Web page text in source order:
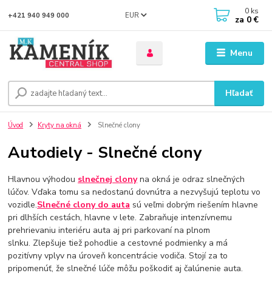
Menu
EUR
Hľadať
+421 940 949 000 0 ks
za 0 €
Úvod Kryty na okná Slnečné clony
Autodiely - Slnečné clony
Hlavnou výhodou slnečnej clonyna okná je odraz slnečných
lúčov. Vďaka tomu sa nedostanú dovnútra a nezvyšujú teplotu vo
vozidle.Slnečné clony do auta sú veľmi dobrým riešením hlavne
pri dlhších cestách, hlavne v lete. Zabraňuje intenzívnemu
prehrievaniu interiéru auta aj pri parkovaní na plnom
slnku. Zlepšuje tiež pohodlie a cestovné podmienky a má
pozitívny vplyv na úroveň koncentrácie vodiča. Stojí za to
pripomenúť, že slnečné lúče môžu poškodiť aj čalúnenie auta.